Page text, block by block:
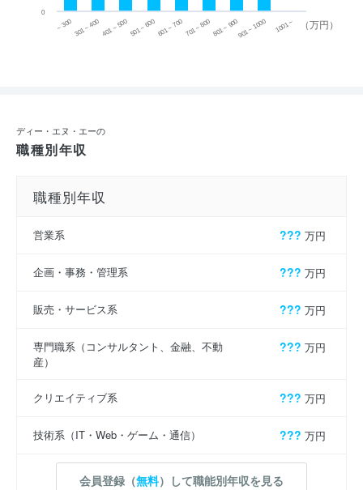
（万円）
~ 300 301 ~ 400 401 ~ 500501 ~ 600601 ~ 700701 ~ 800801 ~ 900901 ~ 1000 1001 ~
0
ディー・エヌ・エーの
職種別年収
職種別年収
営業系 ??? 万円
企画・事務・管理系 ??? 万円
販売・サービス系 ??? 万円
専門職系（コンサルタント、金融、不動
産）
??? 万円
クリエイティブ系 ??? 万円
技術系（IT・Web・ゲーム・通信） ??? 万円
会員登録（無料）して職能別年収を見る